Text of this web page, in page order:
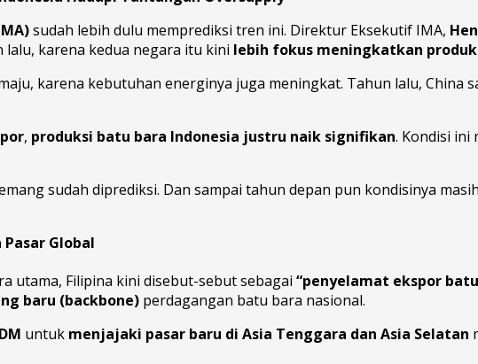
sudah lebih dulu memprediksi tren ini. Direktur Eksekutif IMA,
lalu, karena kedua negara itu kini lebih fokus meningkatkan
karena kebutuhan energinya juga meningkat. Tahun lalu, China
, produksi batu bara Indonesia justru naik signifikan. Kondisi ini
sudah diprediksi. Dan sampai tahun depan pun kondisinya
Global
utama, Filipina kini disebut-sebut sebagai “penyelamat ekspor
baru (backbone) perdagangan batu bara nasional.
untuk menjajaki pasar baru di Asia Tenggara dan Asia Selatan